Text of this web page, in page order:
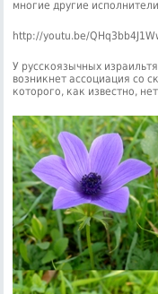
многие другие
http://youtu.be/
У русскоязычных
возникнет ассоциация со
которого, как известно,